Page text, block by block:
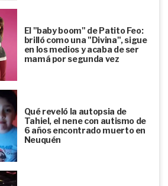
El "baby boom" de Patito Feo:
brilló como una "Divina", sigue
en los medios y acaba de ser
mamá por segunda vez
Qué reveló la autopsia de
Tahiel, el nene con autismo de
6 años encontrado muerto en
Neuquén